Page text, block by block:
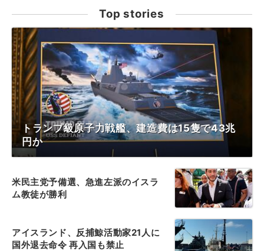
Top stories
トランプ級原子力戦艦、建造費は15隻で43兆
円か
米民主党予備選、急進左派のイスラ
ム教徒が勝利
アイスランド、反捕鯨活動家21人に
国外退去命令 再入国も禁止